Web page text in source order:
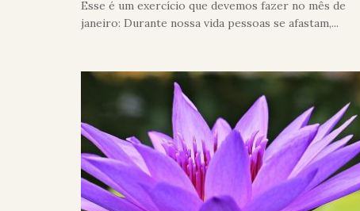
Esse é um exercício que devemos fazer no mês de
janeiro: Durante nossa vida pessoas se afastam,...